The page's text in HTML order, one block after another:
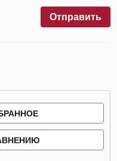
Отправить